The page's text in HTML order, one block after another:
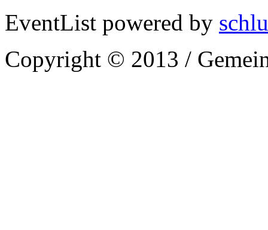
EventList powered by
Copyright © 2013 /